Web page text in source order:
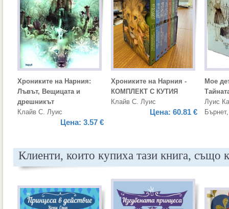
Хрониките на Нарния:
Лъвът, Вещицата и
дрешникът
Клайв С. Луис
Цена: 3.57 €
Хрониките на Нарния -
КОМПЛЕКТ С КУТИЯ
Клайв С. Луис
Цена: 60.81 €
Мое
Луис
Бърнет
Клиенти, които купиха тази книга, също